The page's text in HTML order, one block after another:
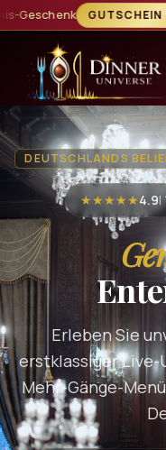
Verschenken Sie
DEUTSCHLANDS
★★★★★4.9|
Erleben Sie
erstklassiger
Mehr-Gänge-